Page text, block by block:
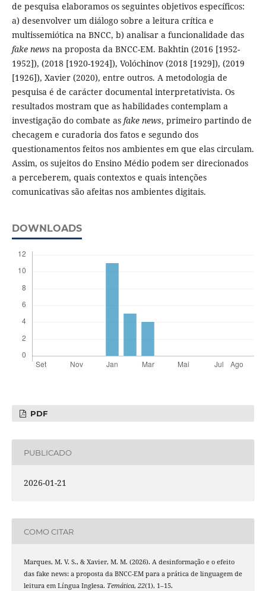
de pesquisa elaboramos os seguintes objetivos específicos:
a) desenvolver um diálogo sobre a leitura crítica e
multissemiótica na BNCC, b) analisar a funcionalidade das
fake news na proposta da BNCC-EM. Bakhtin (2016 [1952-
1952]), (2018 [1920-1924]), Volóchinov (2018 [1929]), (2019
[1926]), Xavier (2020), entre outros. A metodologia de
pesquisa é de carácter documental interpretativista. Os
resultados mostram que as habilidades contemplam a
investigação do combate as fake news, primeiro partindo de
checagem e curadoria dos fatos e segundo dos
questionamentos feitos nos ambientes em que elas circulam.
Assim, os sujeitos do Ensino Médio podem ser direcionados
a perceberem, quais contextos e quais intenções
comunicativas são afeitas nos ambientes digitais.
DOWNLOADS
PDF
PUBLICADO
2026-01-21
COMO CITAR
Marques, M. V. S., & Xavier, M. M. (2026). A desinformação e o efeito
das fake news: a proposta da BNCC-EM para a prática de linguagem de
leitura em Língua Inglesa. Temática, 22(1), 1–15.